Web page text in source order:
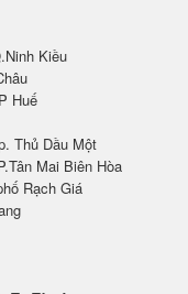
Kiều
Huế
Thủ Dầu Một
Mai Biên Hòa
Rạch Giá